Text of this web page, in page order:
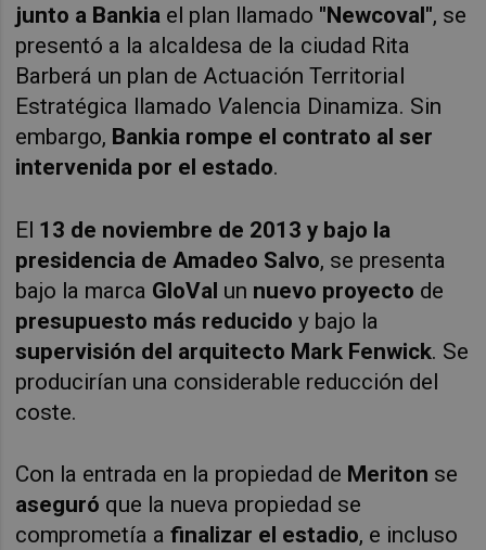
junto a Bankia el plan llamado "Newcoval", se
presentó a la alcaldesa de la ciudad Rita
Barberá un plan de Actuación Territorial
Estratégica llamado Valencia Dinamiza. Sin
embargo, Bankia rompe el contrato al ser
intervenida por el estado.
El 13 de noviembre de 2013 y bajo la
presidencia de Amadeo Salvo, se presenta
bajo la marca GloVal un nuevo proyecto de
presupuesto más reducido y bajo la
supervisión del arquitecto Mark Fenwick. Se
producirían una considerable reducción del
coste.
Con la entrada en la propiedad de Meriton se
aseguró que la nueva propiedad se
comprometía afinalizar el estadio, e incluso